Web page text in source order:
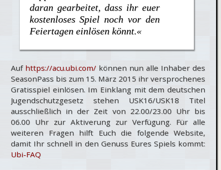
daran gearbeitet, dass ihr euer
kostenloses Spiel noch vor den
Feiertagen einlösen könnt.«
Auf https://acu.ubi.com/ können nun alle Inhaber des
SeasonPass bis zum 15. März 2015 ihr versprochenes
Gratisspiel einlösen. Im Einklang mit dem deutschen
Jugendschutzgesetz stehen USK16/USK18 Titel
ausschließlich in der Zeit von 22.00/23.00 Uhr bis
06.00 Uhr zur Aktiverung zur Verfügung. Für alle
weiteren Fragen hilft Euch die folgende Website,
damit Ihr schnell in den Genuss Eures Spiels kommt:
Ubi-FAQ